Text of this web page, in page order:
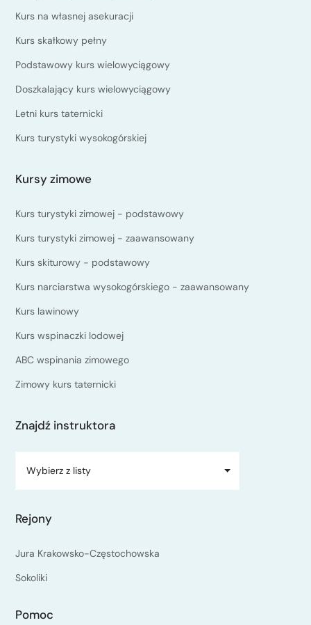
Kurs na własnej asekuracji
Kurs skałkowy pełny
Podstawowy kurs wielowyciągowy
Doszkalający kurs wielowyciągowy
Letni kurs taternicki
Kurs turystyki wysokogórskiej
Kursy zimowe
Kurs turystyki zimowej - podstawowy
Kurs turystyki zimowej - zaawansowany
Kurs skiturowy - podstawowy
Kurs narciarstwa wysokogórskiego - zaawansowany
Kurs lawinowy
Kurs wspinaczki lodowej
ABC wspinania zimowego
Zimowy kurs taternicki
Znajdź instruktora
Wybierz z listy
Rejony
Jura Krakowsko-Częstochowska
Sokoliki
Pomoc